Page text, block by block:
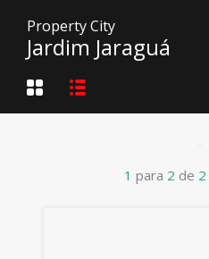
Property City
Jardim Jaraguá
1 para 2 de 2